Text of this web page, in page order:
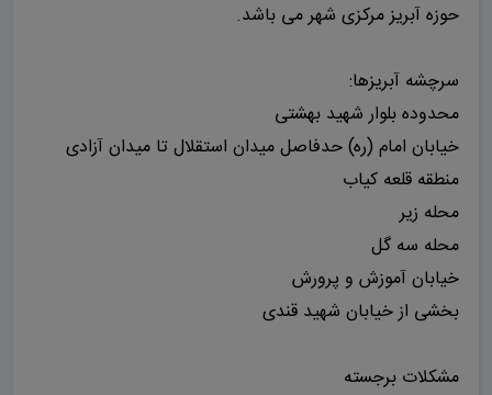
حوزه آبریز مرکزی شهر می باشد.
سرچشه آبریزها:
محدوده بلوار شهید بهشتی
خیابان امام (ره) حدفاصل میدان استقلال تا میدان آزادی
منطقه قلعه کیاب
محله زیر
محله سه گل
خیابان آموزش و پرورش
بخشی از خیابان شهید قندی
مشکلات برجسته